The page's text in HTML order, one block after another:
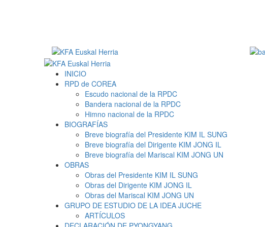
Menú
primarioINICIO
RPD de COREA
Escudo nacional de la RPDC
Bandera nacional de la RPDC
Himno nacional de la RPDC
BIOGRAFÍAS
Breve biografía del Presidente KIM IL SUNG
Breve biografía del Dirigente KIM JONG IL
Breve biografía del Mariscal KIM JONG UN
OBRAS
Obras del Presidente KIM IL SUNG
Obras del Dirigente KIM JONG IL
Obras del Mariscal KIM JONG UN
GRUPO DE ESTUDIO DE LA IDEA JUCHE
ARTÍCULOS